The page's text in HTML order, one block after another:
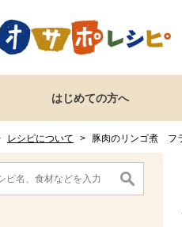
はじめての方へ
レシピについて > 豚肉のリンゴ煮 フ
消費材検索メニューです。
索メニューここまで。
本文です。